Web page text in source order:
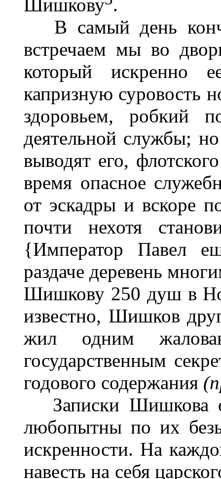
Шишкову .
В самый день
встречаем мы во
который искренно
капризную суровость
здоровьем, робкий
деятельной службы; но
выводят его,
время опасное
от эскадры и вскоре
почти нехотя
{Император Павел
раздаче деревень
Шишкову 250 душ в
известно, Шишков
жил одним
государственным
годового содержания
Записки Шишкова
любопытны по их
искренности. На
навесть на себя